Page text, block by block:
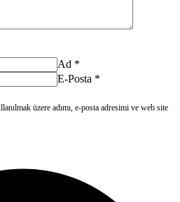
Ad *
E-Posta *
üzere adımı, e-posta adresimi ve web site